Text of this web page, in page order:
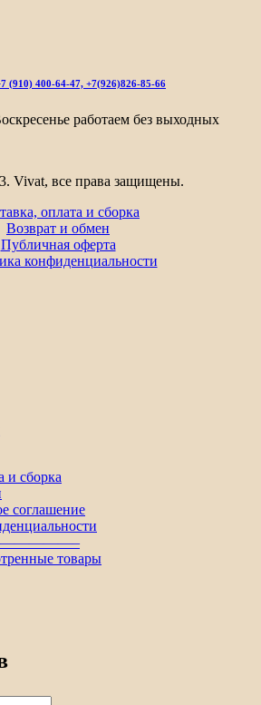
(910) 400-64-47, +7(926)826-85-66
работаем без выходных
Vivat, все права защищены.
оплата и сборка
Возврат и обмен
Публичная оферта
конфиденциальности
и сборка
соглашение
товары